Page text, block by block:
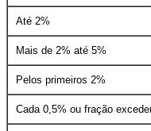
Até 2%
Mais de 2% até 5%
Pelos primeiros 2%
Cada 0,5% ou fração